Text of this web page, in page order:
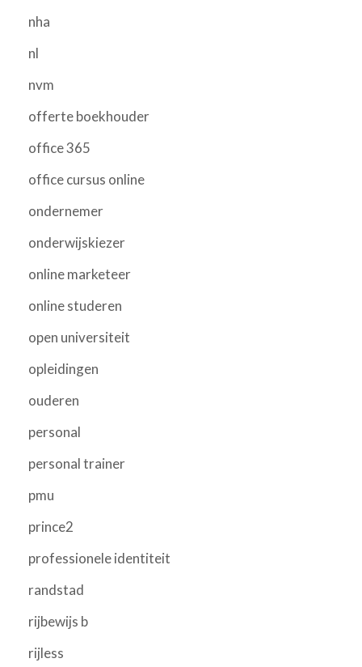
nha
nl
nvm
offerte boekhouder
office 365
office cursus online
ondernemer
onderwijskiezer
online marketeer
online studeren
open universiteit
opleidingen
ouderen
personal
personal trainer
pmu
prince2
professionele identiteit
randstad
rijbewijs b
rijless